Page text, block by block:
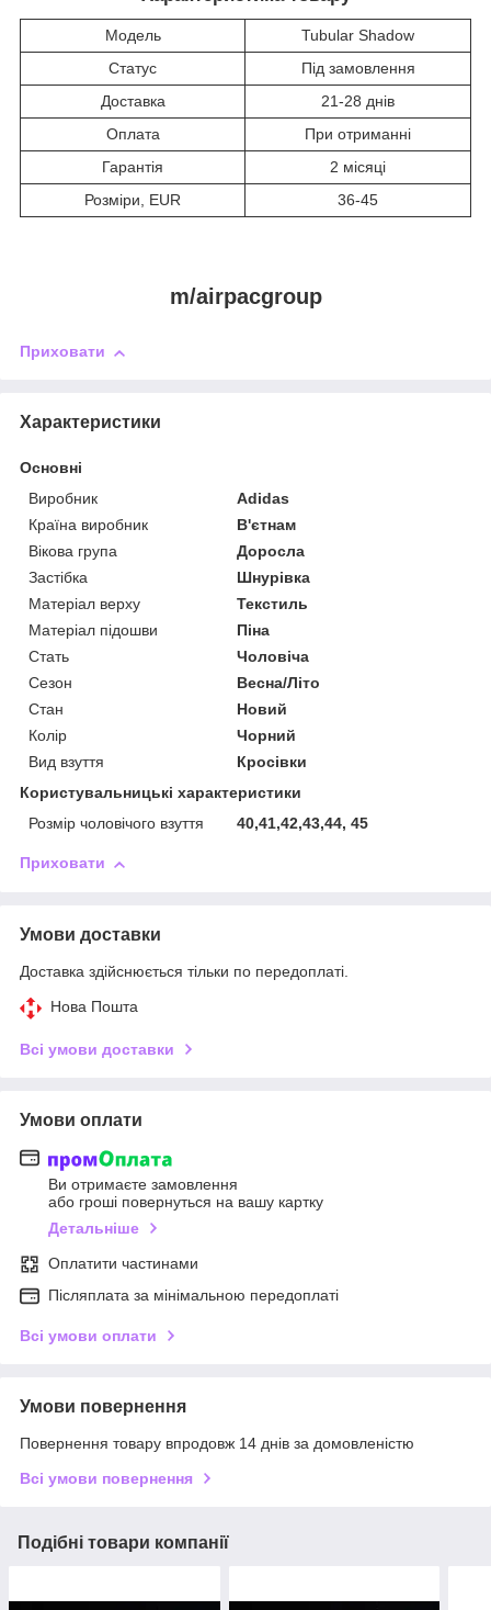
Модель
Tubular Shadow
Статус
Під замовлення
Доставка
21-28 днів
Оплата
При отриманні
Гарантія
2 місяці
Розміри, EUR
36-45
m/airpacgroup
Приховати
Характеристики
Основні
Виробник
Adidas
Країна виробник
В'єтнам
Вікова група
Доросла
Застібка
Шнурівка
Матеріал верху
Текстиль
Матеріал підошви
Піна
Стать
Чоловіча
Сезон
Весна/Літо
Стан
Новий
Колір
Чорний
Вид взуття
Кросівки
Користувальницькі характеристики
Розмір чоловічого взуття
40,41,42,43,44, 45
Приховати
Умови доставки
Доставка здійснюється тільки по передоплаті.
Нова Пошта
Всі умови доставки
Умови оплати
Ви отримаєте замовлення
або гроші повернуться на вашу картку
Детальніше
Оплатити частинами
Післяплата за мінімальною передоплаті
Всі умови оплати
Умови повернення
Повернення товару впродовж 14 днів за домовленістю
Всі умови повернення
Подібні товари компанії